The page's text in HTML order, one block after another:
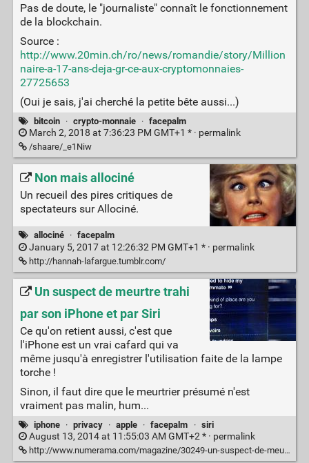
Pas de doute, le "journaliste" connaît le fonctionnement
de la blockchain.
Source :
http://www.20min.ch/ro/news/romandie/story/Million
naire-a-17-ans-deja-gr-ce-aux-cryptomonnaies-
27725653
(Oui je sais, j'ai cherché la petite bête aussi...)
bitcoin · crypto-monnaie · facepalm
March 2, 2018 at 7:36:23 PM GMT+1 * · permalink
/shaare/_e1Niw
Non mais allociné
Un recueil des pires critiques de
spectateurs sur Allociné.
allociné · facepalm
January 5, 2017 at 12:26:32 PM GMT+1 * · permalink
http://hannah-lafargue.tumblr.com/
Un suspect de meurtre trahi
par son iPhone et par Siri
Ce qu'on retient aussi, c'est que
l'iPhone est un vrai cafard qui va
même jusqu'à enregistrer l'utilisation faite de la lampe
torche !
Sinon, il faut dire que le meurtrier présumé n'est
vraiment pas malin, hum...
iphone · privacy · apple · facepalm · siri
August 13, 2014 at 11:55:03 AM GMT+2 * · permalink
http://www.numerama.com/magazine/30249-un-suspect-de-meurtre-trahi-par-son-iphone-et-par-siri.html